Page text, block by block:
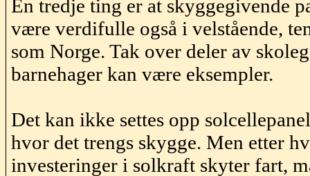
En tredje ting er at skyggegivende
være verdifulle også i velstående,
som Norge. Tak over deler av
barnehager kan være eksempler.
Det kan ikke settes opp
hvor det trengs skygge. Men etter
investeringer i solkraft skyter fart,